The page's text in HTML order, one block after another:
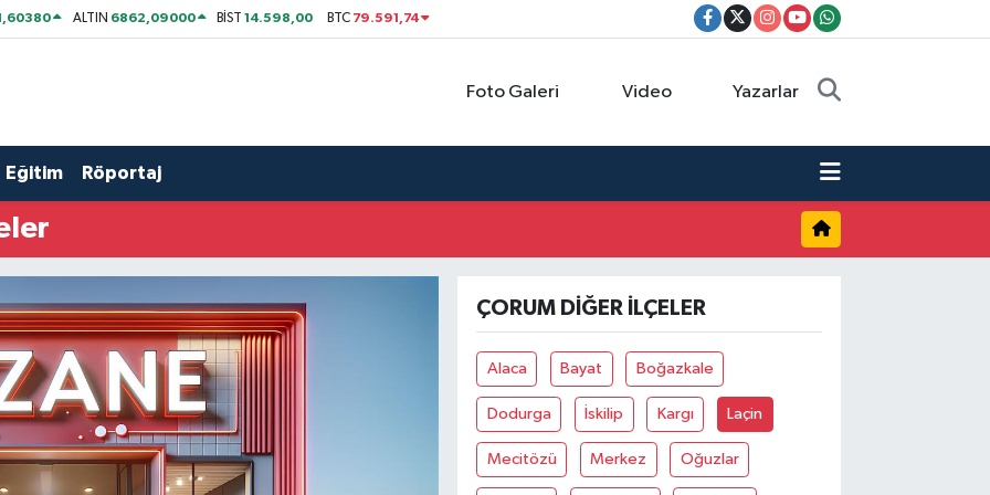
ALTIN 6862,09000 BİST14.598,00 BTC 79.591,74
Foto Galeri Video Yazarlar
Eğitim Röportaj
ÇORUM DIĞER İLÇELER
Alaca Bayat Boğazkale
Dodurga İskilip Kargı Laçin
Mecitözü Merkez Oğuzlar